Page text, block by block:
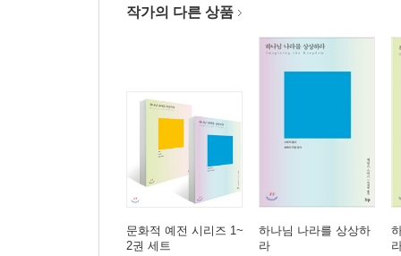
작가의 다른 상품
문화적 예전 시리즈 1~
2권 세트
하나님 나라를 상상하
라